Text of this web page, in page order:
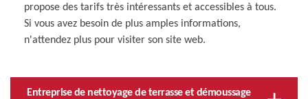
propose des tarifs très intéressants et accessibles à tous.
Si vous avez besoin de plus amples informations,
n'attendez plus pour visiter son site web.
Entreprise de nettoyage de terrasse et démoussage